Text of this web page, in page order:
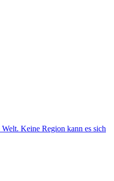
Keine Region kann es sich